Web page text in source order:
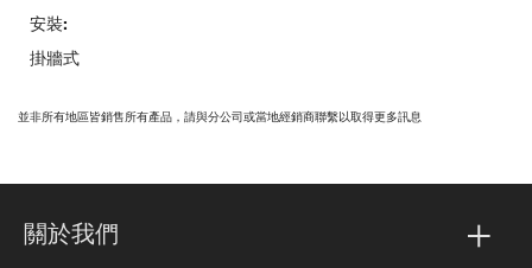
安裝:
掛牆式
並非所有地區皆銷售所有產品，請與分公司或當地經銷商聯繫以取得更多訊息
關於我們